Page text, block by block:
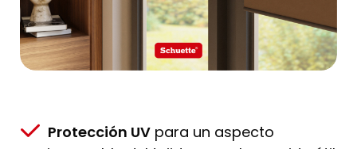
Protección UV para un aspecto